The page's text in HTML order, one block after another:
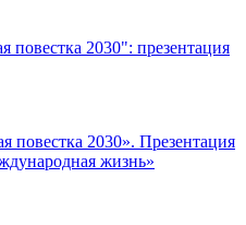
повестка 2030": презентация
повестка 2030». Презентация
жизнь»